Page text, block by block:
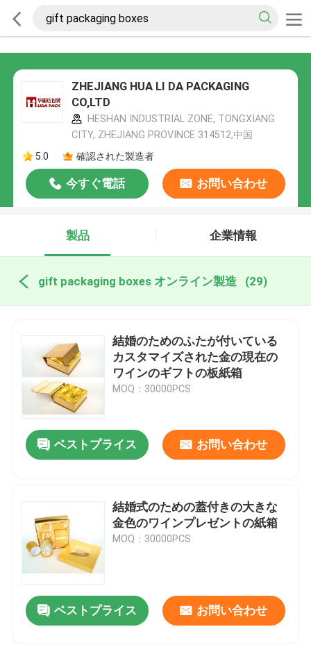
ZHEJIANG HUA LI DA PACKAGING
CO,LTD
HESHAN INDUSTRIAL ZONE, TONGXIANG
CITY, ZHEJIANG PROVINCE 314512,中国
5.0
確認された製造者
今すぐ電話 お問い合わせ
製品 企業情報
gift packaging boxes オンライン製造 (29)
結婚のためのふたが付いている
カスタマイズされた金の現在の
ワインのギフトの板紙箱
MOQ：30000PCS
ベストプライス お問い合わせ
結婚式のための蓋付きの大きな
金色のワインプレゼントの紙箱
MOQ：30000PCS
ベストプライス お問い合わせ